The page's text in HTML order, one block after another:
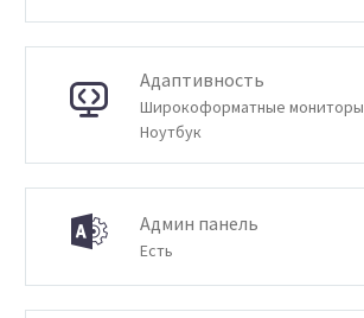
Адаптивность
Широкоформатные мониторы
Ноутбук
Админ панель
Есть